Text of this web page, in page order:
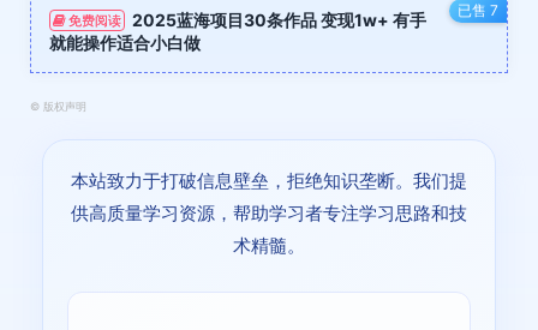
已售 7
免费阅读
2025蓝海项目30条作品 变现1w+ 有手
就能操作适合小白做
© 版权声明
本站致力于打破信息壁垒，拒绝知识垄断。我们提
供高质量学习资源，帮助学习者专注学习思路和技
术精髓。